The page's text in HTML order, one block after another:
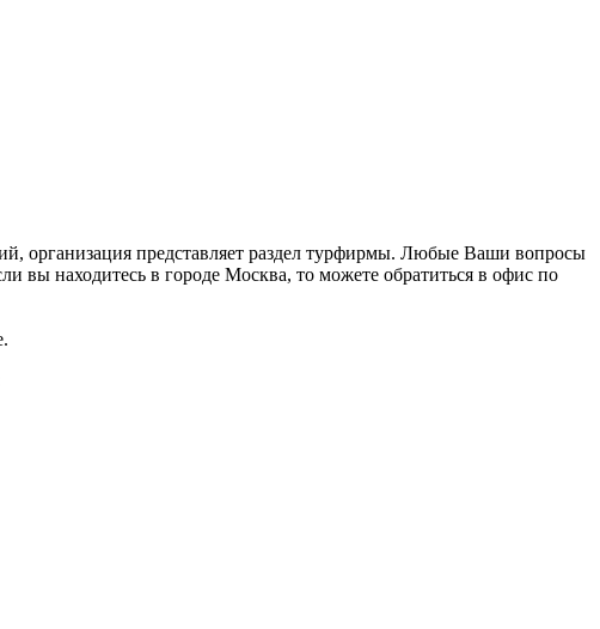
организация представляет раздел турфирмы. Любые Ваши вопросы
вы находитесь в городе Москва, то можете обратиться в офис по